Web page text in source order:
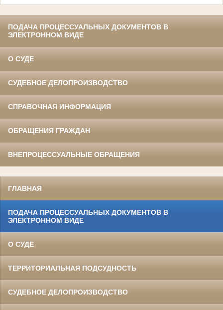
ПОДАЧА ПРОЦЕССУАЛЬНЫХ ДОКУМЕНТОВ В
ЭЛЕКТРОННОМ ВИДЕ
О СУДЕ
СУДЕБНОЕ ДЕЛОПРОИЗВОДСТВО
СПРАВОЧНАЯ ИНФОРМАЦИЯ
ОБРАЩЕНИЯ ГРАЖДАН
ВНЕПРОЦЕССУАЛЬНЫЕ ОБРАЩЕНИЯ
ГЛАВНАЯ
ПОДАЧА ПРОЦЕССУАЛЬНЫХ ДОКУМЕНТОВ В
ЭЛЕКТРОННОМ ВИДЕ
О СУДЕ
ТЕРРИТОРИАЛЬНАЯ ПОДСУДНОСТЬ
СУДЕБНОЕ ДЕЛОПРОИЗВОДСТВО